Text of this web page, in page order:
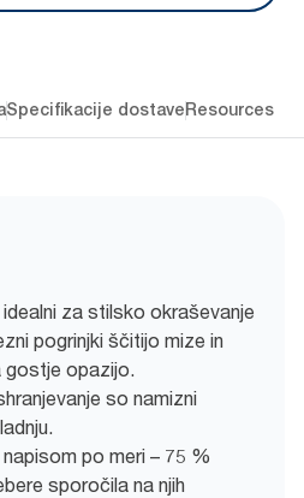
Specifikacije dostaveResources
za stilsko okraševanje
pogrinjki ščitijo mize in
gostje opazijo.
so namizni
po meri – 75 %
sporočila na njih